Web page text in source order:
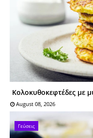
Κολοκυθοκεφτέδες με
August 08, 2026
Γεύσεις